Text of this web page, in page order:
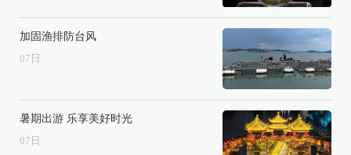
加固渔排防台风
07 日
暑期出游 乐享美好时光
07 日